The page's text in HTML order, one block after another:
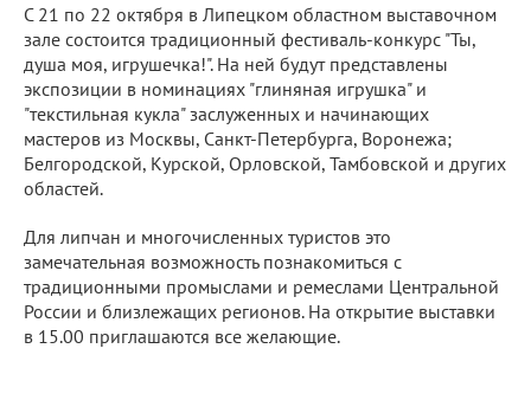
С 21 по 22 октября в Липецком областном выставочном
зале состоится традиционный фестиваль-конкурс "Ты,
душа моя, игрушечка!". На ней будут представлены
экспозиции в номинациях "глиняная игрушка" и
"текстильная кукла" заслуженных и начинающих
мастеров из Москвы, Санкт-Петербурга, Воронежа;
Белгородской, Курской, Орловской, Тамбовской и других
областей.
Для липчан и многочисленных туристов это
замечательная возможность познакомиться с
традиционными промыслами и ремеслами Центральной
России и близлежащих регионов. На открытие выставки
в 15.00 приглашаются все желающие.